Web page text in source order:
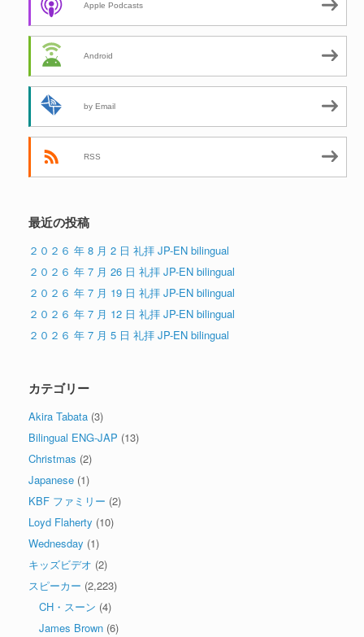
Apple Podcasts
Android
by Email
RSS
最近の投稿
２０２６ 年 8 月 2 日 礼拝 JP-EN bilingual
２０２６ 年 7 月 26 日 礼拝 JP-EN bilingual
２０２６ 年 7 月 19 日 礼拝 JP-EN bilingual
２０２６ 年 7 月 12 日 礼拝 JP-EN bilingual
２０２６ 年 7 月 5 日 礼拝 JP-EN bilingual
カテゴリー
Akira Tabata (3)
Bilingual ENG-JAP (13)
Christmas (2)
Japanese (1)
KBF ファミリー (2)
Loyd Flaherty (10)
Wednesday (1)
キッズビデオ (2)
スピーカー (2,223)
CH・スーン (4)
James Brown (6)